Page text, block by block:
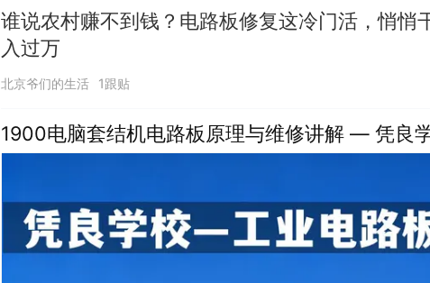
谁说农村赚不到钱？电路板修复这冷门活，悄悄
入过万
北京爷们的生活 1跟贴
1900电脑套结机电路板原理与维修讲解 — 凭良